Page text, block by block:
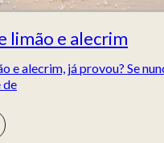
limão e alecrim
e alecrim, já provou? Se
de